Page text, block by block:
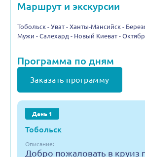
Маршрут и экскурсии
Тобольск - Уват - Ханты-Мансийск -
Мужи - Салехард - Новый Киеват -
Программа по дням
Заказать программу
День 1
Тобольск
Описание:
Добро пожаловать в круиз